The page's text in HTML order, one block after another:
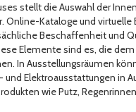
stellt die Auswahl der
Online-Kataloge und
Beschaffenheit und
Elemente sind es, die
In Ausstellungsräumen
und Elektroausstattungen in
wie Putz,